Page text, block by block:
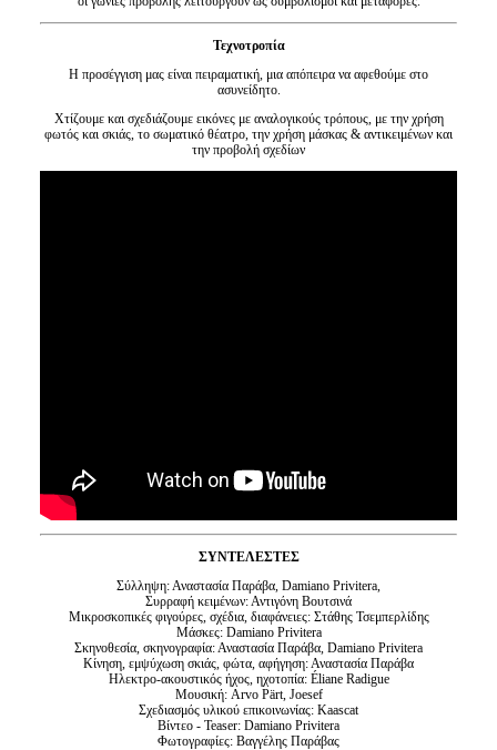
Τεχνοτροπία
Η προσέγγιση μας είναι πειραματική, μια απόπειρα να αφεθούμε στο
ασυνείδητο.
Χτίζουμε και σχεδιάζουμε εικόνες με αναλογικούς τρόπους, με την χρήση
φωτός και σκιάς, το σωματικό θέατρο, την χρήση μάσκας & αντικειμένων και
την προβολή σχεδίων
ΣΥΝΤΕΛΕΣΤΕΣ
Σύλληψη: Αναστασία Παράβα, Damiano Privitera,
Συρραφή κειμένων: Αντιγόνη Βουτσινά
Μικροσκοπικές φιγούρες, σχέδια, διαφάνειες: Στάθης Τσεμπερλίδης
Μάσκες: Damiano Privitera
Σκηνοθεσία, σκηνογραφία: Αναστασία Παράβα, Damiano Privitera
Κίνηση, εμψύχωση σκιάς, φώτα, αφήγηση: Αναστασία Παράβα
Ηλεκτρο-ακουστικός ήχος, ηχοτοπία: Éliane Radigue
Μουσική: Arvo Pärt, Joesef
Σχεδιασμός υλικού επικοινωνίας: Kaascat
Βίντεο - Teaser: Damiano Privitera
Φωτογραφίες: Βαγγέλης Παράβας